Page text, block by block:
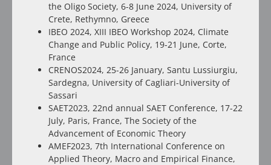
the Oligo Society, 6-8 June 2024, University of
Crete, Rethymno, Greece
IBEO 2024, XIII IBEO Workshop 2024, Climate
Change and Public Policy, 19-21 June, Corte,
France
CRENOS2024, 25-26 January, Santu Lussiurgiu,
Sardegna, University of Cagliari-University of
Sassari
SAET2023, 22nd annual SAET Conference, 17-22
July, Paris, France, The Society of the
Advancement of Economic Theory
AMEF2023, 7th International Conference on
Applied Theory, Macro and Empirical Finance,